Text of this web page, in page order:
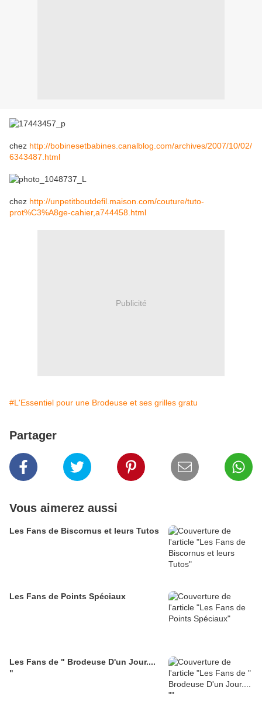
chez http://bobinesetbabines.canalblog.com/archives/2007/10/02/
6343487.html
chez http://unpetitboutdefil.maison.com/couture/tuto-
prot%C3%A8ge-cahier,a744458.html
Publicité
#L'Essentiel pour une Brodeuse et ses grilles gratu
Partager
Vous aimerez aussi
Les Fans de Biscornus et leurs Tutos
Les Fans de Points Spéciaux
Les Fans de " Brodeuse D'un Jour....
"